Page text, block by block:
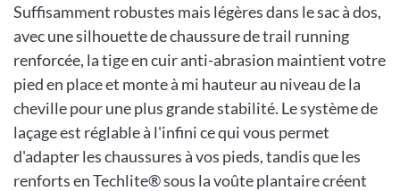
Suffisamment robustes mais légères dans le sac à dos,
avec une silhouette de chaussure de trail running
renforcée, la tige en cuir anti-abrasion maintient votre
pied en place et monte à mi hauteur au niveau de la
cheville pour une plus grande stabilité. Le système de
laçage est réglable à l'infini ce qui vous permet
d'adapter les chaussures à vos pieds, tandis que les
renforts en Techlite® sous la voûte plantaire créent